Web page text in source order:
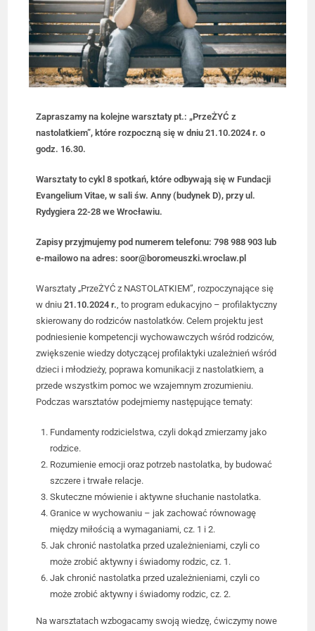
Zapraszamy na kolejne warsztaty pt.: „PrzeŻYĆ z
nastolatkiem”, które rozpoczną się w dniu 21.10.2024 r. o
godz. 16.30.
Warsztaty to cykl 8 spotkań, które odbywają się w Fundacji
Evangelium Vitae, w sali św. Anny (budynek D), przy ul.
Rydygiera 22-28 we Wrocławiu.
Zapisy przyjmujemy pod numerem telefonu: 798 988 903 lub
e-mailowo na adres: soor@boromeuszki.wroclaw.pl
Warsztaty „PrzeŻYĆ z NASTOLATKIEM”, rozpoczynające się
w dniu21.10.2024 r., to program edukacyjno – profilaktyczny
skierowany do rodziców nastolatków. Celem projektu jest
podniesienie kompetencji wychowawczych wśród rodziców,
zwiększenie wiedzy dotyczącej profilaktyki uzależnień wśród
dzieci i młodzieży, poprawa komunikacji z nastolatkiem, a
przede wszystkim pomoc we wzajemnym zrozumieniu.
Podczas warsztatów podejmiemy następujące tematy:
Fundamenty rodzicielstwa, czyli dokąd zmierzamy jako
rodzice.
Rozumienie emocji oraz potrzeb nastolatka, by budować
szczere i trwałe relacje.
Skuteczne mówienie i aktywne słuchanie nastolatka.
Granice w wychowaniu – jak zachować równowagę
między miłością a wymaganiami, cz. 1 i 2.
Jak chronić nastolatka przed uzależnieniami, czyli co
może zrobić aktywny i świadomy rodzic, cz. 1.
Jak chronić nastolatka przed uzależnieniami, czyli co
może zrobić aktywny i świadomy rodzic, cz. 2.
Na warsztatach wzbogacamy swoją wiedzę, ćwiczymy nowe